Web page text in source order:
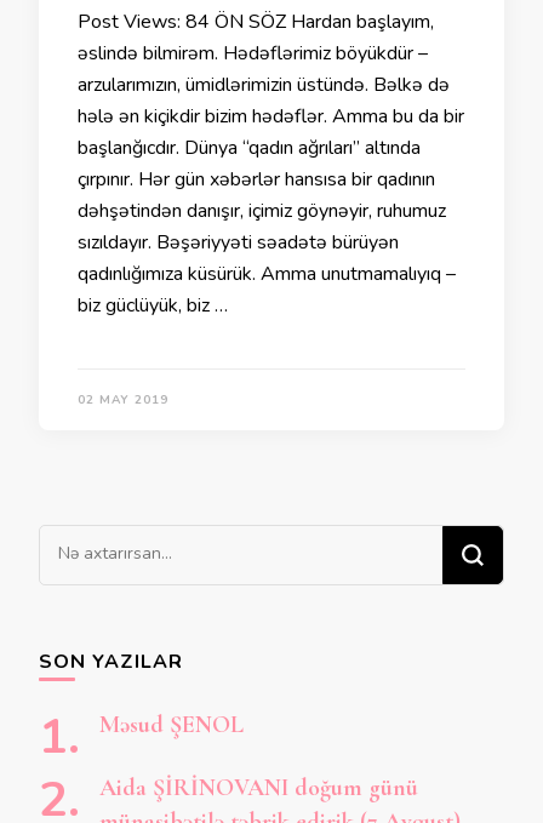
Post Views: 84 ÖN SÖZ Hardan başlayım,
əslində bilmirəm. Hədəflərimiz böyükdür –
arzularımızın, ümidlərimizin üstündə. Bəlkə də
hələ ən kiçikdir bizim hədəflər. Amma bu da bir
başlanğıcdır. Dünya “qadın ağrıları” altında
çırpınır. Hər gün xəbərlər hansısa bir qadının
dəhşətindən danışır, içimiz göynəyir, ruhumuz
sızıldayır. Bəşəriyyəti səadətə bürüyən
qadınlığımıza küsürük. Amma unutmamalıyıq –
biz güclüyük, biz …
02 MAY 2019
Bir
şey
SON YAZILAR
Məsud ŞENOL
Aida ŞİRİNOVANI doğum günü